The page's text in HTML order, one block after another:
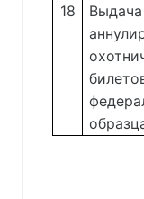
18
Выдача